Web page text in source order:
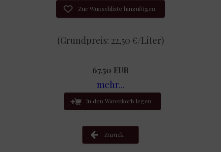
Zur Wunschliste hinzufügen
(Grundpreis: 22,50 €/Liter)
67.50 EUR
mehr...
In den Warenkorb legen
Zurück